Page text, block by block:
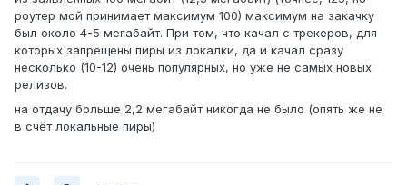
роутер мой принимает максимум 100) максимум на закачку
был около 4-5 мегабайт. При том, что качал с трекеров, для
которых запрещены пиры из локалки, да и качал сразу
несколько (10-12) очень популярных, но уже не самых новых
релизов.
на отдачу больше 2,2 мегабайт никогда не было (опять же не
в счёт локальные пиры)